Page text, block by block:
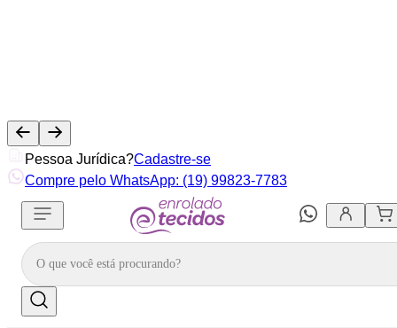
Pessoa Jurídica?Cadastre-se
Compre pelo WhatsApp: (19) 99823-7783